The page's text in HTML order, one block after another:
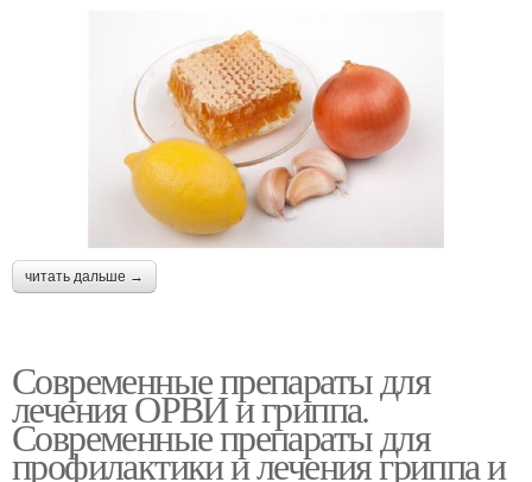
читать дальше →
Современные препараты для
лечения ОРВИ и гриппа.
Современные препараты для
профилактики и лечения гриппа и